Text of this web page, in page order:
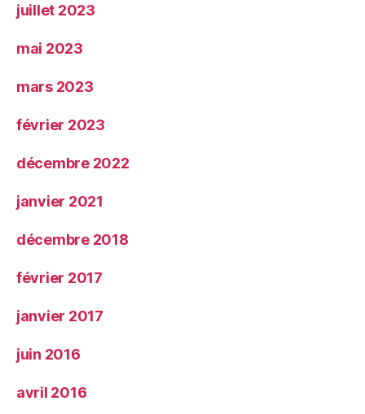
juillet 2023
mai 2023
mars 2023
février 2023
décembre 2022
janvier 2021
décembre 2018
février 2017
janvier 2017
juin 2016
avril 2016